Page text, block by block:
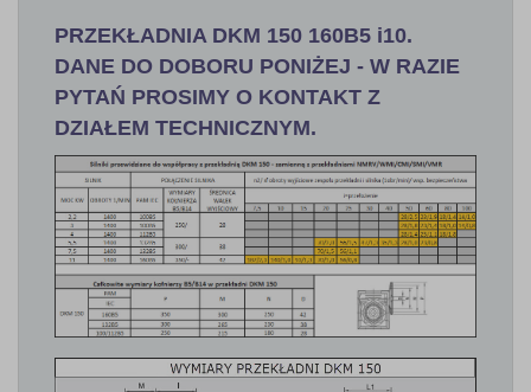
PRZEKŁADNIA DKM 150 160B5 i10.
DANE DO DOBORU PONIŻEJ - W RAZIE
PYTAŃ PROSIMY O KONTAKT Z
DZIAŁEM TECHNICZNYM.